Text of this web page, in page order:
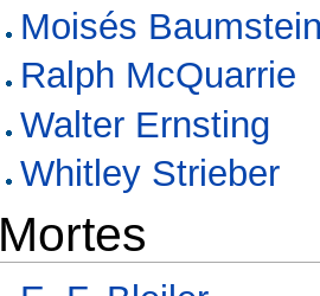
Moisés
Ralph McQuarrie
Walter Ernsting
Whitley Strieber
Mortes